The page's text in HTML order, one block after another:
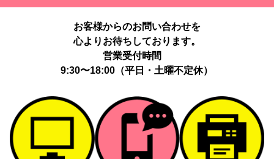
お客様からのお問い合わせを
心よりお待ちしております。
営業受付時間
9:30〜18:00（平日・土曜不定休）